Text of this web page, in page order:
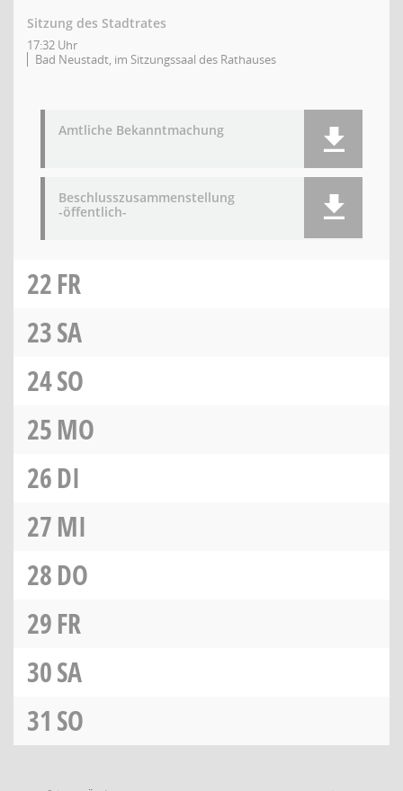
Sitzung des Stadtrates
17:32 Uhr
Bad Neustadt, im Sitzungssaal des Rathauses
Amtliche Bekanntmachung
Beschlusszusammenstellung
-öffentlich-
22FR
23SA
24SO
25MO
26DI
27MI
28DO
29FR
30SA
31 SO